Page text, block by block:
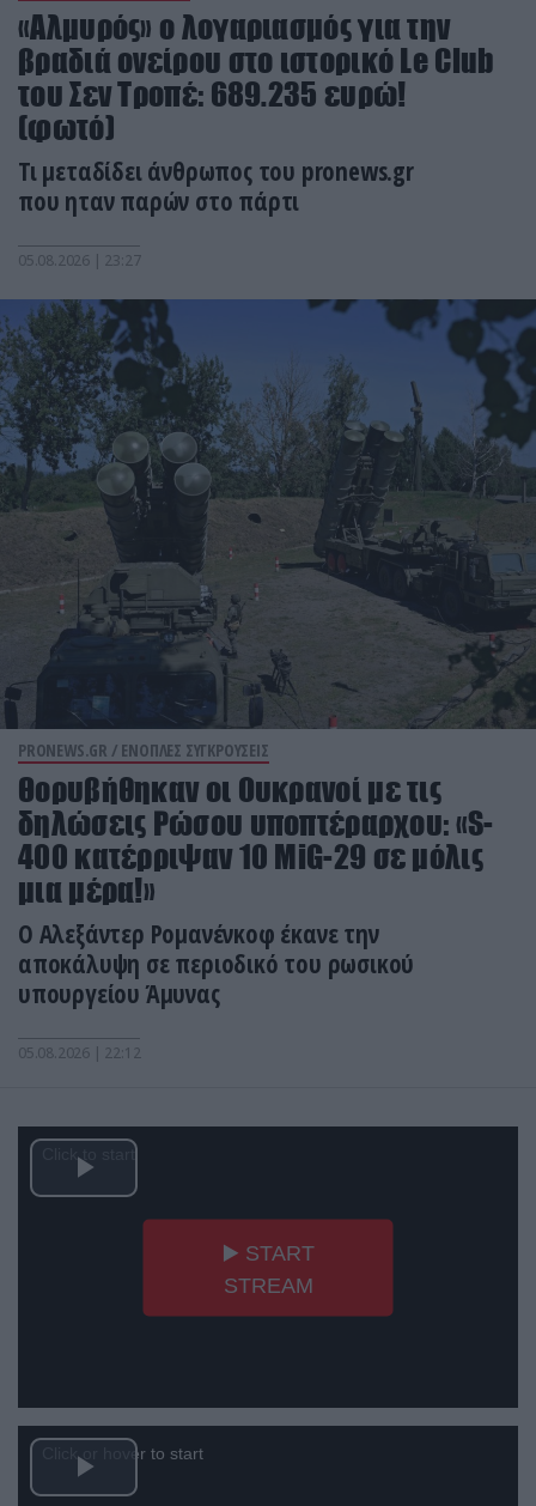
«Αλμυρός» ο λογαριασμός για την
βραδιά ονείρου στο ιστορικό Le Club
του Σεν Τροπέ: 689.235 ευρώ!
(φωτό)
Τι μεταδίδει άνθρωπος του pronews.gr
που ηταν παρών στο πάρτι
05.08.2026 | 23:27
PRONEWS.GR / ΕΝΟΠΛΕΣ ΣΥΓΚΡΟΥΣΕΙΣ
Θορυβήθηκαν οι Ουκρανοί με τις
δηλώσεις Ρώσου υποπτέραρχου: «S-
400 κατέρριψαν 10 MiG-29 σε μόλις
μια μέρα!»
Ο Αλεξάντερ Ρομανένκοφ έκανε την
αποκάλυψη σε περιοδικό του ρωσικού
υπουργείου Άμυνας
05.08.2026 | 22:12